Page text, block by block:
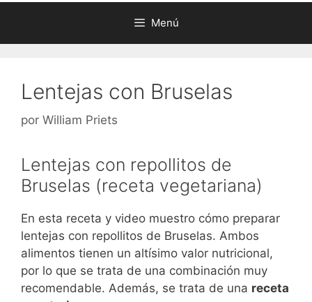
Menú
Lentejas con Bruselas
por William Priets
Lentejas con repollitos de
Bruselas (receta vegetariana)
En esta receta y video muestro cómo preparar
lentejas con repollitos de Bruselas. Ambos
alimentos tienen un altísimo valor nutricional,
por lo que se trata de una combinación muy
recomendable. Además, se trata de una receta